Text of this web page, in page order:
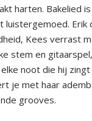
harten. Bakelied
luistergemoed. Erik
Kees verrast
stem en
noot die hij
je met haar
grooves.